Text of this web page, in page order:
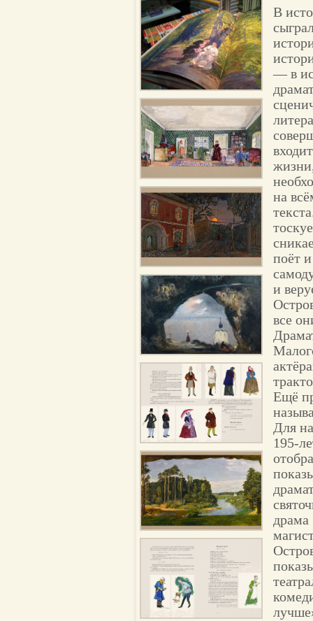
В
— в
на
поёт и
и
все
Ещё
Для
195-
драма